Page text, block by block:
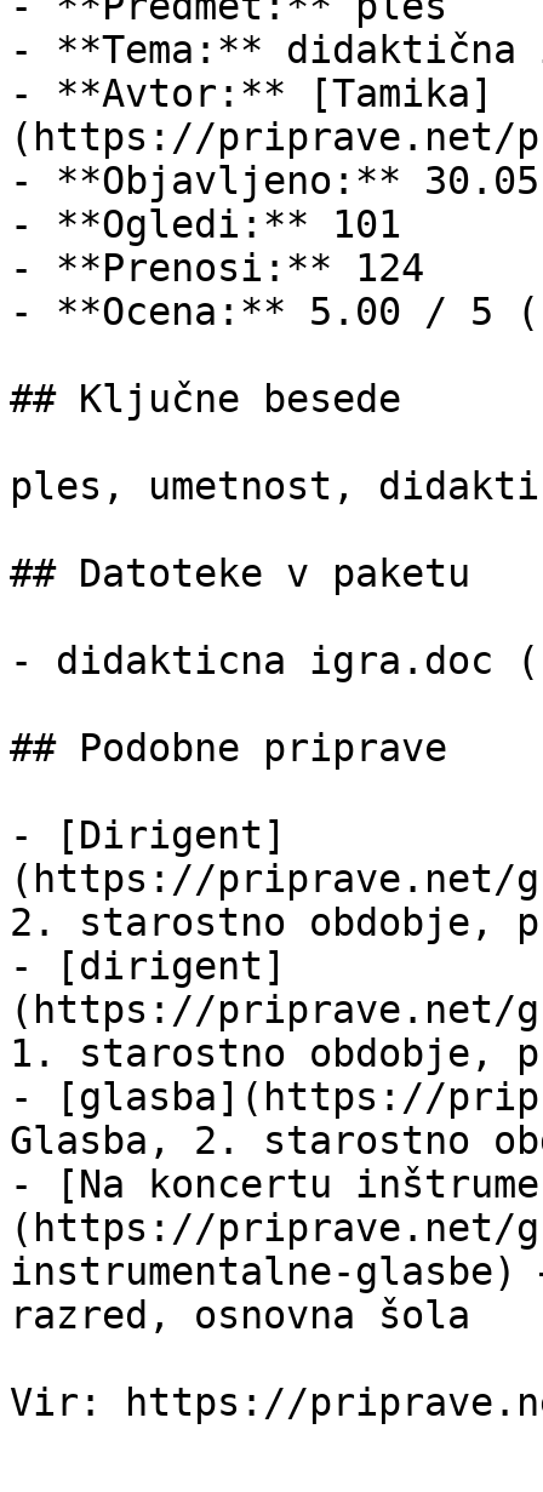
- **Tema:**
- **Avtor:** [Tamika]
(https://priprave.net/
- **Objavljeno:**
- **Ogledi:** 101
- **Prenosi:** 124
- **Ocena:** 5.00 / 5
## Ključne besede
ples, umetnost,
## Datoteke v paketu
- didakticna igra.doc
## Podobne priprave
- [Dirigent]
(https://priprave.net/
2. starostno obdobje,
- [dirigent]
(https://priprave.net/
1. starostno obdobje,
- [glasba](https://
Glasba, 2. starostno
- [Na koncertu
(https://priprave.net/
instrumentalne-glasbe)
razred, osnovna šola